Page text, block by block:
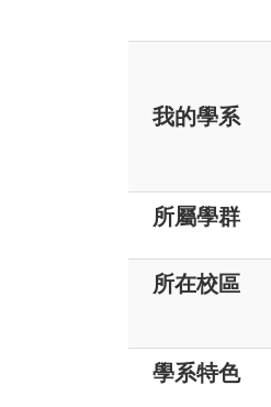
我的學系
所屬學群
所在校區
學系特色